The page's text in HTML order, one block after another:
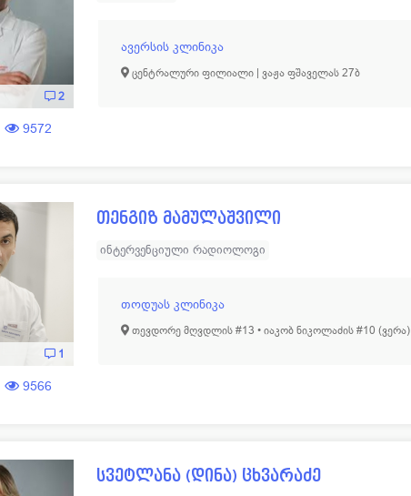
2
9572
ავერსის კლინიკა
ცენტრალური ფილიალი | ვაჟა ფშაველას 27ბ
1
9566
თენგიზ მამულაშვილი
ინტერვენციული რადიოლოგი
თოდუას კლინიკა
თევდორე მღვდლის #13 • იაკობ ნიკოლაძის #10 (ვერა)
სვეტლანა (დინა) ცხვარაძე